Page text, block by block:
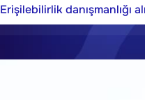
Erişilebilirlik danışmanlığı